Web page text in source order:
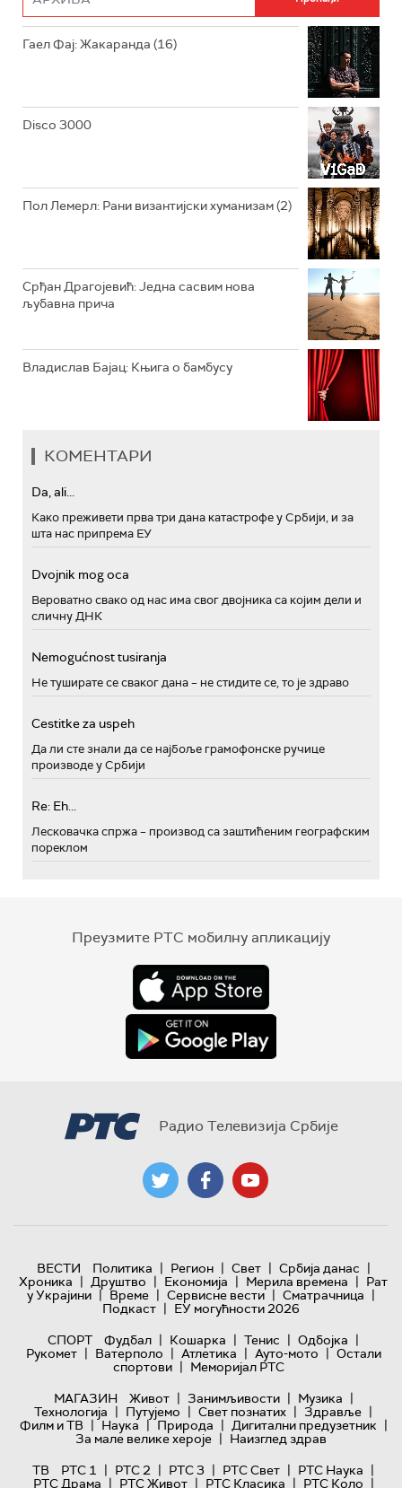
РАДИО ЏЕЗЕР
Гаел Фај: Жакаранда (16)
Disco 3000
Пол Лемерл: Рани византијски хуманизам (2)
Срђан Драгојевић: Једна сасвим нова
љубавна прича
Владислав Бајац: Књига о бамбусу
КОМЕНТАРИ
Da, ali...
Како преживети прва три дана катастрофе у Србији, и за
шта нас припрема ЕУ
Dvojnik mog oca
Вероватно свако од нас има свог двојника са којим дели и
сличну ДНК
Nemogućnost tusiranja
Не туширате се сваког дана – не стидите се, то је здраво
Cestitke za uspeh
Да ли сте знали да се најбоље грамофонске ручице
производе у Србији
Re: Eh...
Лесковачка спржа – производ са заштићеним географским
пореклом
Преузмите РТС мобилну апликацију
Радио Телевизија Србије
ВЕСТИ Политика | Регион | Свет | Србија данас |
Хроника | Друштво | Економија | Мерила времена | Рат
у Украјини | Време | Сервисне вести | Сматрачница |
Подкаст | ЕУ могућности 2026
СПОРТ
Фудбал | Кошарка | Тенис | Одбојка |
Рукомет | Ватерполо | Атлетика | Ауто-мото | Остали
спортови | Меморијал РТС
МАГАЗИН
Живот | Занимљивости | Музика |
Технологијa | Путујемо | Свет познатих | Здравље |
Филм и ТВ | Наука | Природа | Дигитални предузетник |
За мале велике хероје | Наизглед здрав
ТВ
РТС 1 | РТС 2 | РТС 3 | РТС Свет | РТС Наука |
РТС Драма | РТС Живот | РТС Класика | РТС Коло |